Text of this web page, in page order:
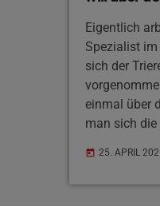
Eigentlich
Spezialist
sich der
einmal über
man sich die
nimmt,
Sudyr die
today 25. APRIL